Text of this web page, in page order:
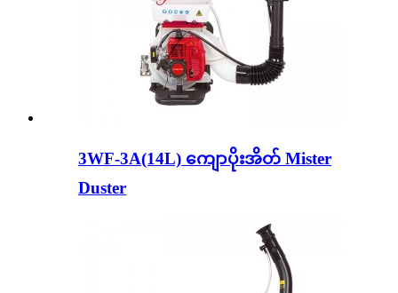
3WF-3A(14L) ကျောပိုးအိတ် Mister
Duster